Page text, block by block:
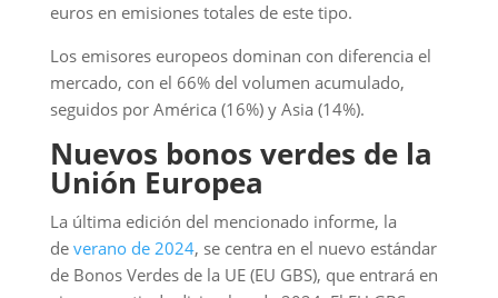
euros en emisiones totales de este tipo.
Los emisores europeos dominan con diferencia el
mercado, con el 66% del volumen acumulado,
seguidos por América (16%) y Asia (14%).
Nuevos bonos verdes de la
Unión Europea
La última edición del mencionado informe, la
de verano de 2024, se centra en el nuevo estándar
de Bonos Verdes de la UE (EU GBS), que entrará en